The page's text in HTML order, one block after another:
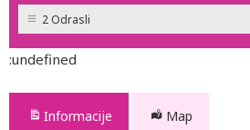
2 Odrasli
:undefined
Informacije Map